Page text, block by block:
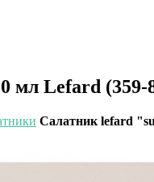
мл Lefard (359-
Салатник lefard